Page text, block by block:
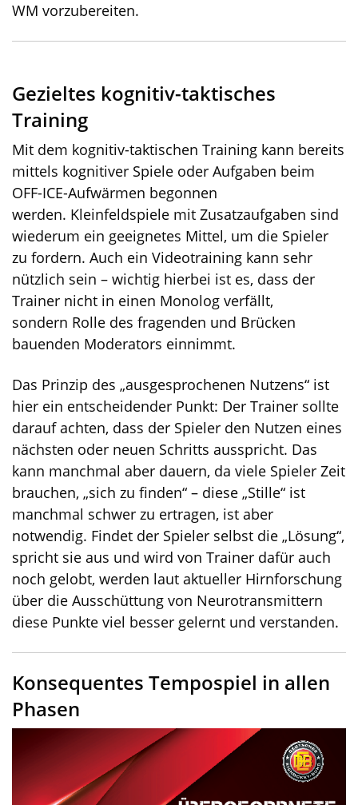
WM vorzubereiten.
Gezieltes kognitiv-taktisches
Training
Mit dem kognitiv-taktischen Training kann bereits
mittels kognitiver Spiele oder Aufgaben beim
OFF-ICE-Aufwärmen begonnen
werden. Kleinfeldspiele mit Zusatzaufgaben sind
wiederum ein geeignetes Mittel, um die Spieler
zu fordern. Auch ein Videotraining kann sehr
nützlich sein – wichtig hierbei ist es, dass der
Trainer nicht in einen Monolog verfällt,
sondern Rolle des fragenden und Brücken
bauenden Moderators einnimmt.
Das Prinzip des „ausgesprochenen Nutzens“ ist
hier ein entscheidender Punkt: Der Trainer sollte
darauf achten, dass der Spieler den Nutzen eines
nächsten oder neuen Schritts ausspricht. Das
kann manchmal aber dauern, da viele Spieler Zeit
brauchen, „sich zu finden“ – diese „Stille“ ist
manchmal schwer zu ertragen, ist aber
notwendig. Findet der Spieler selbst die „Lösung“,
spricht sie aus und wird von Trainer dafür auch
noch gelobt, werden laut aktueller Hirnforschung
über die Ausschüttung von Neurotransmittern
diese Punkte viel besser gelernt und verstanden.
Konsequentes Tempospiel in allen
Phasen